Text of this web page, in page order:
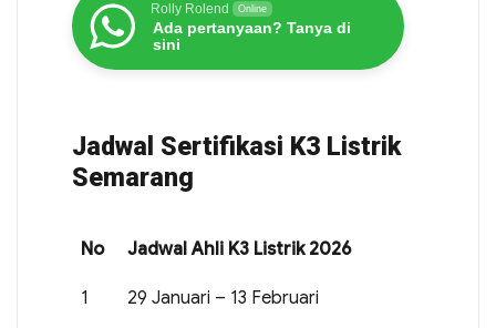
Rolly Rolend Online
Ada pertanyaan? Tanya di
sini
Jadwal Sertifikasi K3 Listrik
Semarang
No Jadwal Ahli K3 Listrik 2026
1 29 Januari – 13 Februari